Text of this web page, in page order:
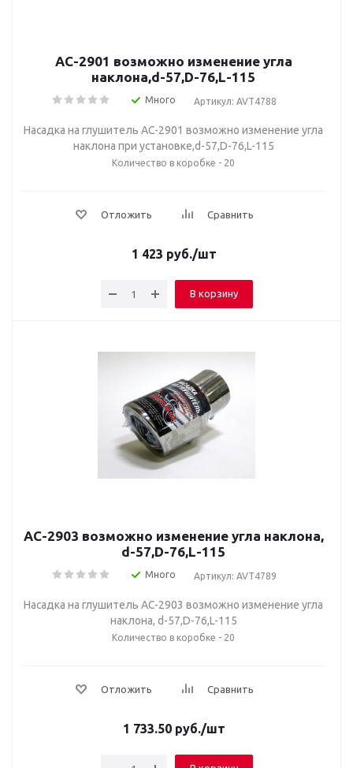
AC-2901 возможно изменение угла
наклона,d-57,D-76,L-115
Много Артикул: AVT4788
Насадка на глушитель AC-2901 возможно изменение угла
наклона при установке,d-57,D-76,L-115
Количество в коробке - 20
Отложить Сравнить
1 423 руб./шт
В корзину
AC-2903 возможно изменение угла наклона,
d-57,D-76,L-115
Много Артикул: AVT4789
Насадка на глушитель AC-2903 возможно изменение угла
наклона, d-57,D-76,L-115
Количество в коробке - 20
Отложить Сравнить
1 733.50руб./шт